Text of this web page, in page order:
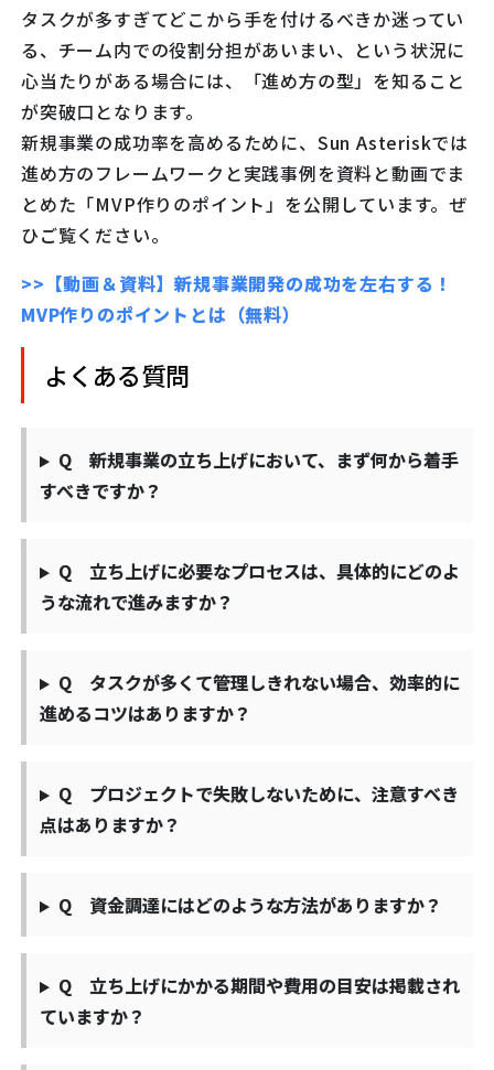
タスクが多すぎてどこから手を付けるべきか迷ってい
る、チーム内での役割分担があいまい、という状況に
心当たりがある場合には、「進め方の型」を知ること
が突破口となります。
新規事業の成功率を高めるために、Sun Asteriskでは
進め方のフレームワークと実践事例を資料と動画でま
とめた「MVP作りのポイント」を公開しています。ぜ
ひご覧ください。
>>【動画＆資料】新規事業開発の成功を左右する！
MVP作りのポイントとは（無料）
よくある質問
Q 新規事業の立ち上げにおいて、まず何から着手
すべきですか？
Q 立ち上げに必要なプロセスは、具体的にどのよ
うな流れで進みますか？
Q タスクが多くて管理しきれない場合、効率的に
進めるコツはありますか？
Q プロジェクトで失敗しないために、注意すべき
点はありますか？
Q 資金調達にはどのような方法がありますか？
Q 立ち上げにかかる期間や費用の目安は掲載され
ていますか？